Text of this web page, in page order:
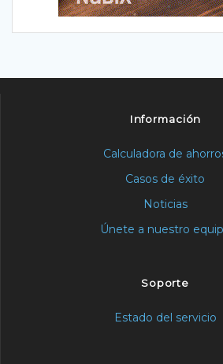
Información
Calculadora de
Casos de éxito
Noticias
Únete a nuestro
Soporte
Estado del servicio